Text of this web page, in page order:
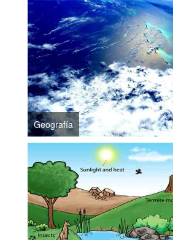
Geografía